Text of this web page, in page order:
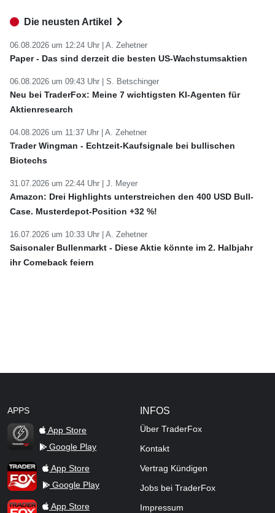
Die neusten Artikel
06.08.2026 um 12:24 Uhr | A. Zehetner
Paper - Das sind derzeit die besten US-Wachstumsaktien
06.08.2026 um 09:43 Uhr | S. Betschinger
Neu bei TraderFox: Meine 7 wichtigsten KI-Agenten für
Aktienresearch
04.08.2026 um 11:37 Uhr | A. Zehetner
Trader Wingman - Echtzeit-Kaufsignale bei bullischen
Biotechs
31.07.2026 um 22:44 Uhr | J. Meyer
Amazon: Drei Highlights unterstreichen den 400 USD Bull-
Case. Musterdepot-Position +32 %!
16.07.2026 um 10:33 Uhr | A. Zehetner
Saisonaler Bullenmarkt - Diese Aktie könnte im 2. Halbjahr
ihr Comeback feiern
APPS
TraderFox Flash
App Store
Google Play
TraderFox AppApp Store
Google Play
TraderFox ProApp Store
INFOS
Über TraderFox
Kontakt
Vertrag Kündigen
Jobs bei TraderFox
Impressum